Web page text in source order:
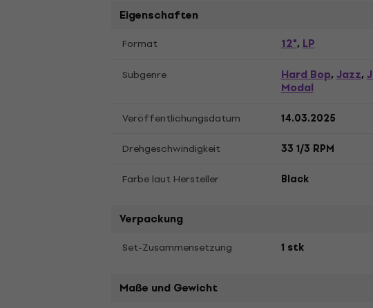
Eigenschaften
Format 12",LP
Subgenre Hard Bop,Jazz,
Modal
Veröffentlichungsdatum 14.03.2025
Drehgeschwindigkeit 33 1/3 RPM
Farbe laut Hersteller
Black
Verpackung
Set-Zusammensetzung 1 stk
Maße und Gewicht